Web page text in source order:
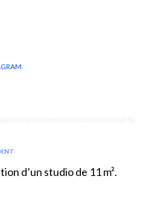
d’un studio de 11 m².